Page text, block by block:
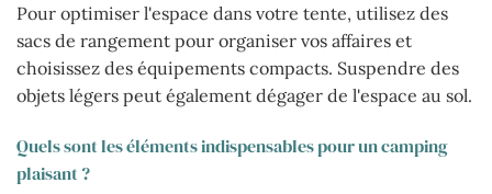
Pour optimiser l'espace dans votre tente, utilisez des
sacs de rangement pour organiser vos affaires et
choisissez des équipements compacts. Suspendre des
objets légers peut également dégager de l'espace au sol.
Quels sont les éléments indispensables pour un camping
plaisant ?